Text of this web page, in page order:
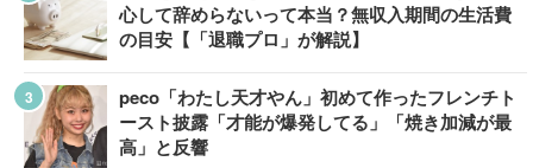
心して辞めらないって本当？無収入期間の生活費
の目安【「退職プロ」が解説】
peco「わたし天才やん」初めて作ったフレンチト
ースト披露「才能が爆発してる」「焼き加減が最
高」と反響